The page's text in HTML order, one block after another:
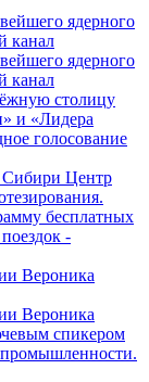
ядерного
канал
ядерного
канал
столицу
и «Лидера
голосование
Сибири Центр
бесплатных
-
Вероника
Вероника
спикером
промышленности.